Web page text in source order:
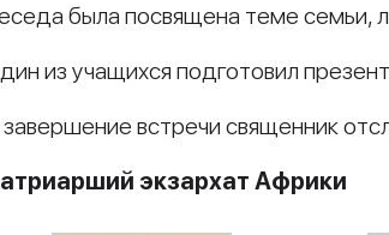
была посвящена теме семьи,
из учащихся подготовил
встречи священник
экзархат Африки